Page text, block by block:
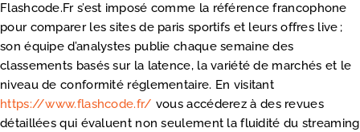
Flashcode.Fr s’est imposé comme la référence francophone
pour comparer les sites de paris sportifs et leurs offres live ;
son équipe d’analystes publie chaque semaine des
classements basés sur la latence, la variété de marchés et le
niveau de conformité réglementaire. En visitant
https://www.flashcode.fr/ vous accéderez à des revues
détaillées qui évaluent non seulement la fluidité du streaming